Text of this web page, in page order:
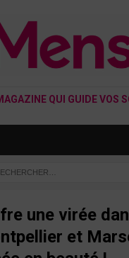
QUI GUIDE VOS
une virée
et